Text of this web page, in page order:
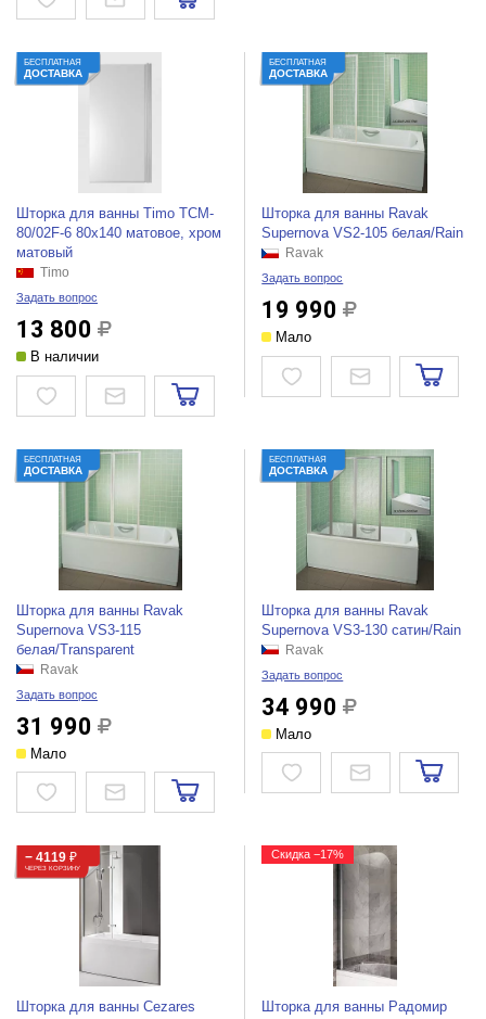
БЕСПЛАТНАЯ
ДОСТАВКА
Шторка для ванны Timo TCM-
80/02F-6 80x140 матовое, хром
матовый
Timo
Задать вопрос
13 800
В наличии
БЕСПЛАТНАЯ
ДОСТАВКА
Шторка для ванны Ravak
Supernova VS2-105 белая/Rain
Ravak
Задать вопрос
19 990
Мало
БЕСПЛАТНАЯ
ДОСТАВКА
Шторка для ванны Ravak
Supernova VS3-115
белая/Transparent
Ravak
Задать вопрос
31 990
Мало
БЕСПЛАТНАЯ
ДОСТАВКА
Шторка для ванны Ravak
Supernova VS3-130 сатин/Rain
Ravak
Задать вопрос
34 990
Мало
− 4119 ₽
ЧЕРЕЗ КОРЗИНУ
Шторка для ванны Cezares
Скидка −17%
Шторка для ванны Радомир